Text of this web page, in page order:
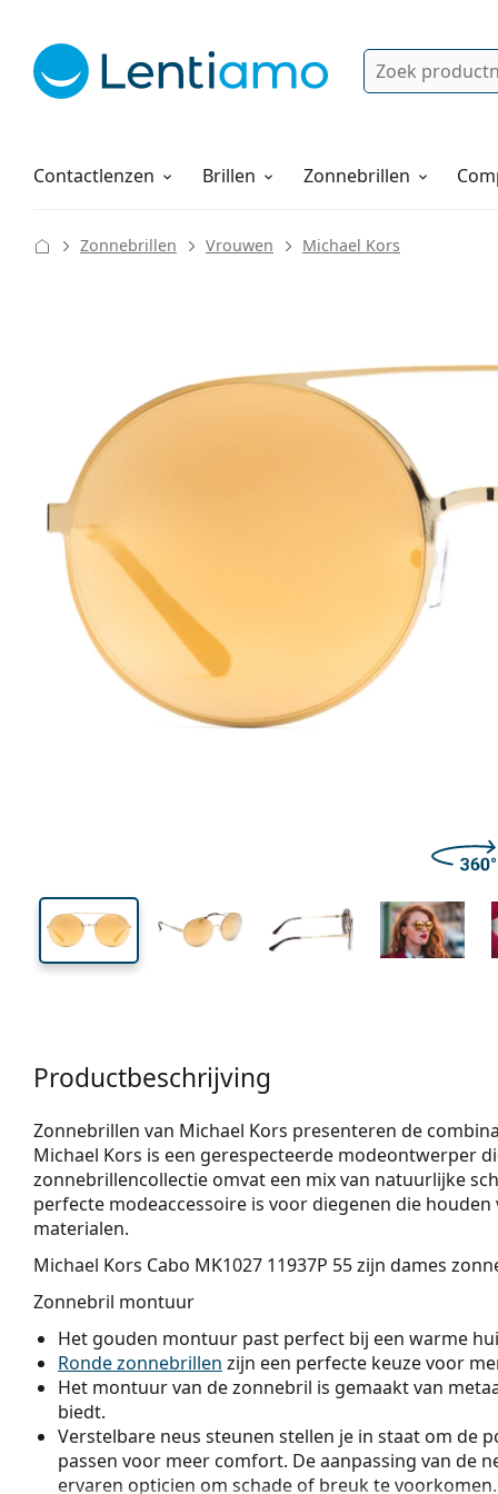
Zoek
Contactlenzen
Lenzenvloeistoffen Brillen Zonnebrillen
Hoe bestellen
Zonnebrillen Vrouwen Michael Kors
Glashoogte Glasbreedte
Productbeschrijving
Zonnebrillen van Michael Kors presenteren de
Michael Kors is een gerespecteerde modeontwerper
zonnebrillenco­llectie omvat een mix van natuurlijke
perfecte modeaccessoire is voor diegenen die
materialen.
Michael Kors Cabo MK1027 11937P 55zijn dames
Zonnebril montuur
Het gouden montuur past perfect bij een warme
Ronde zonnebrillen zijn een perfecte keuze voor
Het montuur van de zonnebril is gemaakt van
biedt.
Verstelbare neus steunen stellen je in staat om de
passen voor meer comfort. De aanpassing van de
ervaren opticien om schade of breuk te voorkomen.